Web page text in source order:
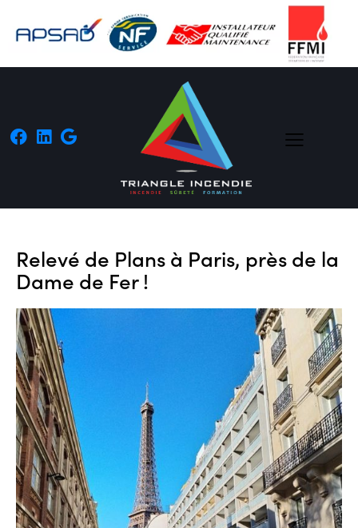
Relevé de Plans à Paris, près de la
Dame de Fer !